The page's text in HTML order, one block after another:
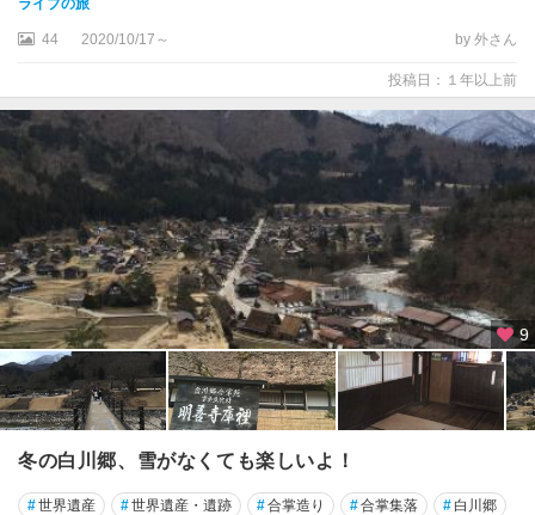
ライブの旅
44 2020/10/17～ by 外さん
投稿日：１年以上前
9
冬の白川郷、雪がなくても楽しいよ！
#世界遺産 #世界遺産・遺跡 #合掌造り #合掌集落 # 白川郷